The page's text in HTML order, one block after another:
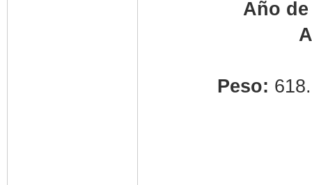
Año
Peso: